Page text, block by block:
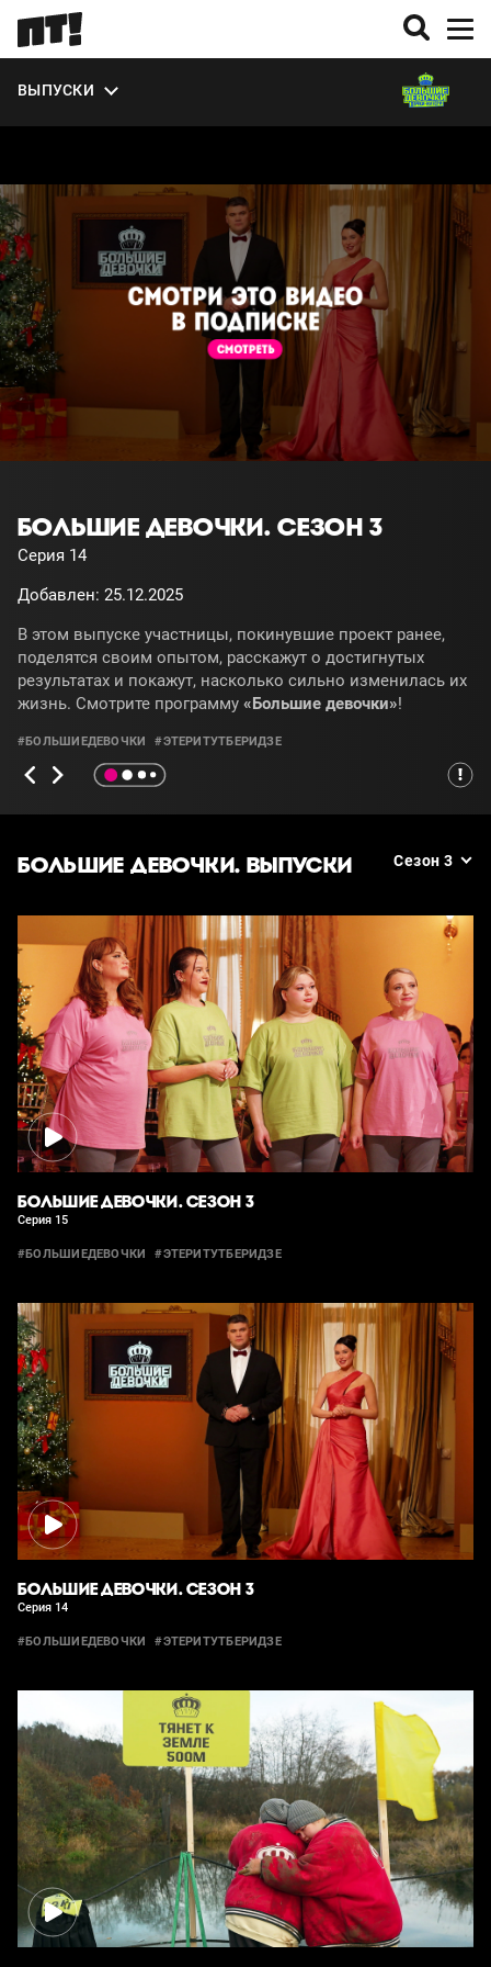
ВЫПУСКИ
УЧАСТНИКИ
О СЕЗОНЕ
БОЛЬШИЕ ДЕВОЧКИ. СЕЗОН 3
Серия 14
Добавлен: 25.12.2025
В этом выпуске участницы, покинувшие проект ранее,
поделятся своим опытом, расскажут о достигнутых
результатах и покажут, насколько сильно изменилась их
жизнь. Смотрите программу «Большие девочки»!
#БОЛЬШИЕДЕВОЧКИ #ЭТЕРИТУТБЕРИДЗЕ
БОЛЬШИЕ ДЕВОЧКИ. ВЫПУСКИ Сезон 3
БОЛЬШИЕ ДЕВОЧКИ. СЕЗОН 3
Серия 15
#БОЛЬШИЕДЕВОЧКИ #ЭТЕРИТУТБЕРИДЗЕ
БОЛЬШИЕ ДЕВОЧКИ. СЕЗОН 3
Серия 14
#БОЛЬШИЕДЕВОЧКИ #ЭТЕРИТУТБЕРИДЗЕ